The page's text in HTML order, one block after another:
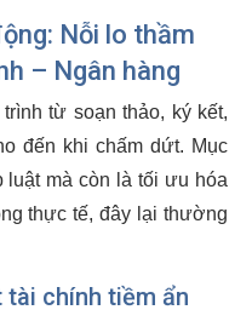
Nỗi lo thầm
– Ngân hàng
từ soạn thảo, ký kết,
đến khi chấm dứt. Mục
luật mà còn là tối ưu hóa
thực tế, đây lại thường
tài chính tiềm ẩn